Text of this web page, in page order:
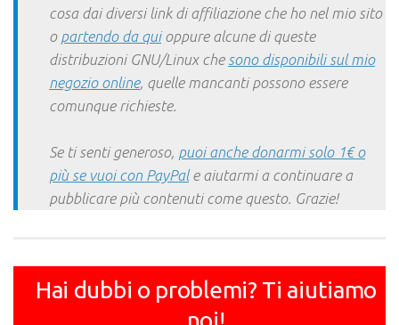
cosa dai diversi link di affiliazione che ho nel mio sito
o partendo da quioppure alcune di queste
distribuzioni GNU/Linux che sono disponibili sul mio
negozio online, quelle mancanti possono essere
comunque richieste.
Se ti senti generoso, puoi anche donarmi solo 1€ o
più se vuoi con PayPale aiutarmi a continuare a
pubblicare più contenuti come questo. Grazie!
Hai dubbi o problemi? Ti aiutiamo